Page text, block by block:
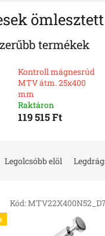
termékek
Kontroll mágnesrúd
MTV átm. 25x400
mm
Raktáron
119 515 Ft
Legolcsóbb elöl
Kód: